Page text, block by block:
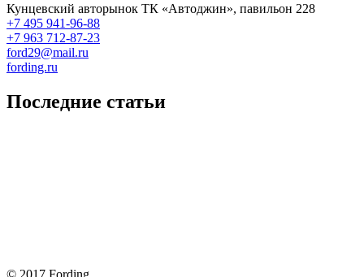
Кунцевский авторынок ТК «Автоджин», павильон 228
+7 495 941-96-88
+7 963 712-87-23
ford29@mail.ru
fording.ru
Последние статьи
© 2017 Fording